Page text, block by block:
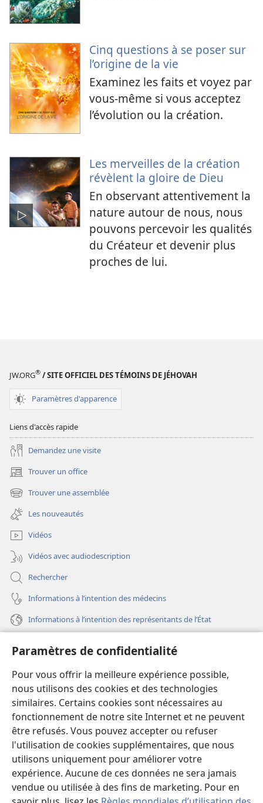
Paramètres de confidentialité
Pour vous offrir la meilleure expérience possible,
nous utilisons des cookies et des technologies
similaires. Certains cookies sont nécessaires au
fonctionnement de notre site Internet et ne peuvent
être refusés. Vous pouvez accepter ou refuser
l'utilisation de cookies supplémentaires, que nous
utilisons uniquement pour améliorer votre
expérience. Aucune de ces données ne sera jamais
vendue ou utilisée à des fins de marketing. Pour en
Cinq questions à se poser sur
l’origine de la vie
Examinez les faits et voyez par
vous-​même si vous acceptez
l’évolution ou la création.
Les merveilles de la création
révèlent la gloire de Dieu
En observant attentivement la
nature autour de nous, nous
pouvons percevoir les qualités
du Créateur et devenir plus
proches de lui.
JW.ORG® / SITE OFFICIEL DES TÉMOINS DE JÉHOVAH
Paramètres d'apparence
Liens d'accès rapide
Demandez une visite
Trouver un office
(ouvre
une
nouvelle
fenêtre)
Trouver une assemblée
(ouvre
une
nouvelle
fenêtre)
Les nouveautés
Vidéos
Vidéos avec audiodescription
Rechercher
Informations à l’intention des médecins
Informations à l’intention des représentants de l’État
(ouvre
une
nouvelle
fenêtre)
Bibliothèque en ligne
(ouvre
une
nouvelle
fenêtre)
JW Hub®
(ouvre
une
nouvelle
fenêtre)
JW Library
Watchtower Library